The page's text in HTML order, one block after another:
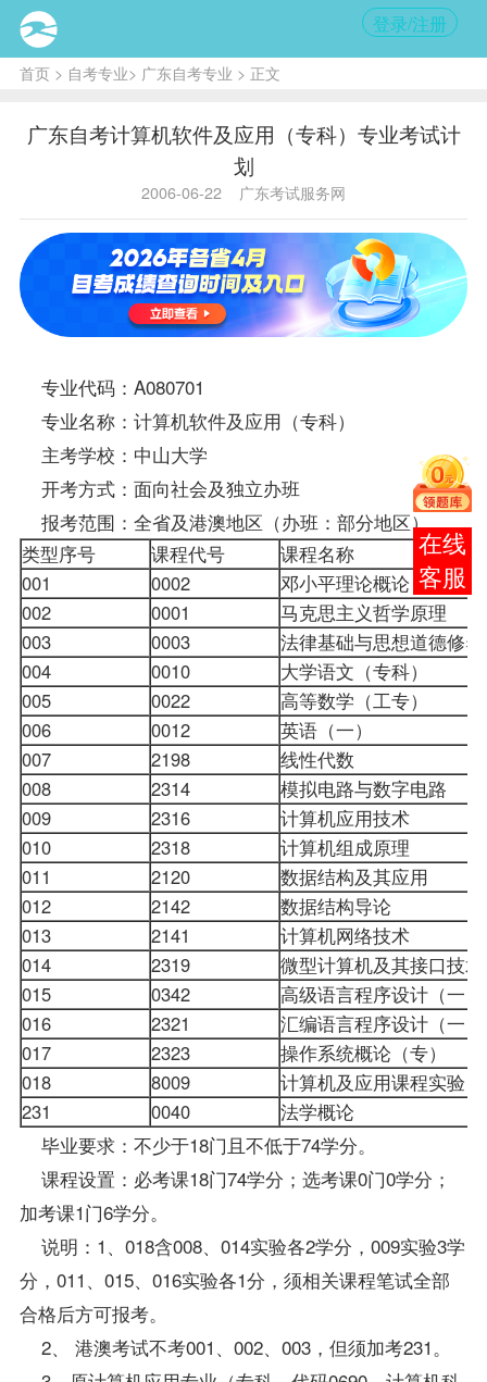
登录/注册
首页> 自考专业> 广东自考专业 > 正文
广东自考计算机软件及应用（专科）专业考试计
划
2006-06-22 广东考试服务网
专业代码：A080701
专业名称：计算机软件及应用（专科）
主考学校：中山大学
开考方式：面向社会及独立办班
报考范围：全省及港澳地区（办班：部分地区）
类型序号 课程代号
课程名称
001
0002
邓小平理论概论
002
0001
马克思主义哲学原理
003
0003
法律基础与思想道德
004
0010
大学语文（专科）
005
0022
高等数学（工专）
006
0012
英语（一）
007
2198
线性代数
008
2314
模拟电路与数字电路
009
2316
计算机应用技术
010
2318
计算机组成原理
011
2120 数据结构及其应用
012
2142
数据结构导论
013
2141
计算机网络技术
014
2319
微型计算机及其接口技
015
0342
高级语言程序设计（一）
016
2321 汇编语言程序设计（一
017
2323 操作系统概论 （专）
018
8009
计算机及应用课程实验
231
0040 法学概论
毕业要求：不少于18门且不低于74学分。
课程设置：必考课18门74学分；选考课0门0学分；
加考课1门6学分。
说明：1、018含008、014实验各2学分，009实验3学
分，011、015、016实验各1分，须相关课程笔试全部
合格后方可报考。
2、 港澳考试不考001、002、003，但须加考231。
报考
咨询